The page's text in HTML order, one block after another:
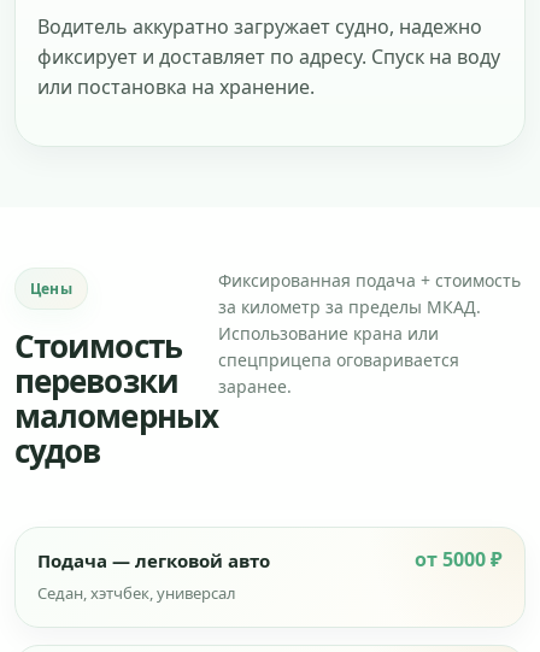
Водитель аккуратно загружает судно, надежно
фиксирует и доставляет по адресу. Спуск на воду
или постановка на хранение.
Цены
Стоимость
перевозки
маломерных
судов
Фиксированная подача + стоимость
за километр за пределы МКАД.
Использование крана или
спецприцепа оговаривается
заранее.
Подача — легковой авто от 5000 ₽
Седан, хэтчбек, универсал